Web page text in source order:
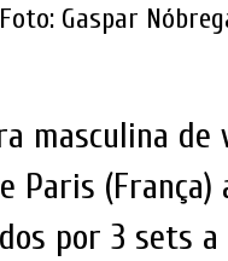
Foto: Gaspar
masculina de
Paris
por 3 sets